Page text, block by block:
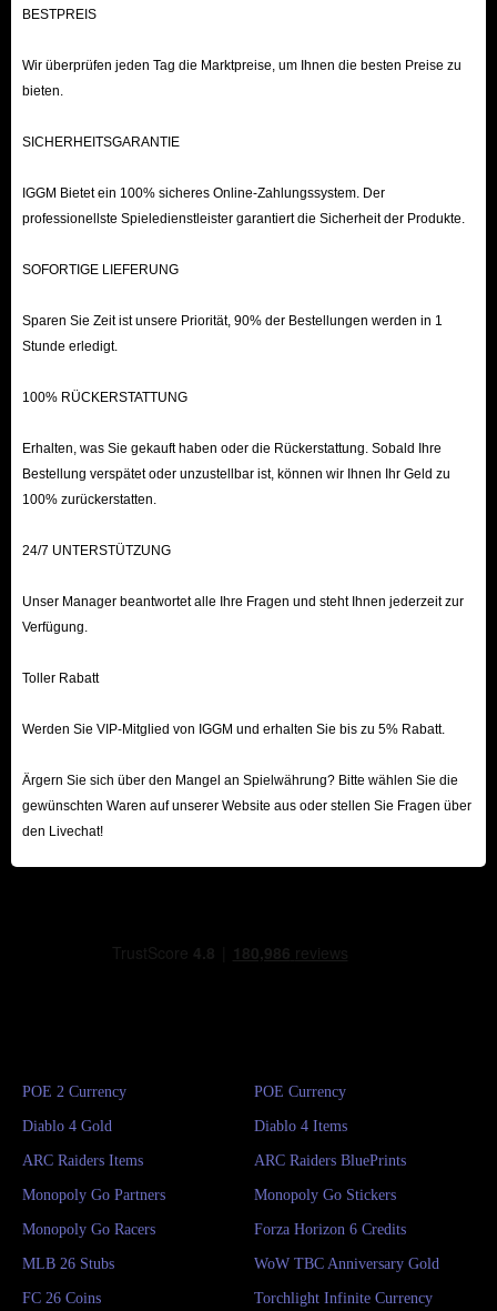
BESTPREIS
Wir überprüfen jeden Tag die Marktpreise, um Ihnen die besten Preise zu
bieten.
SICHERHEITSGARANTIE
IGGM Bietet ein 100% sicheres Online-Zahlungssystem. Der
professionellste Spieledienstleister garantiert die Sicherheit der Produkte.
SOFORTIGE LIEFERUNG
Sparen Sie Zeit ist unsere Priorität, 90% der Bestellungen werden in 1
Stunde erledigt.
100% RÜCKERSTATTUNG
Erhalten, was Sie gekauft haben oder die Rückerstattung. Sobald Ihre
Bestellung verspätet oder unzustellbar ist, können wir Ihnen Ihr Geld zu
100% zurückerstatten.
24/7 UNTERSTÜTZUNG
Unser Manager beantwortet alle Ihre Fragen und steht Ihnen jederzeit zur
Verfügung.
Toller Rabatt
Werden Sie VIP-Mitglied von IGGM und erhalten Sie bis zu 5% Rabatt.
Ärgern Sie sich über den Mangel an Spielwährung? Bitte wählen Sie die
gewünschten Waren auf unserer Website aus oder stellen Sie Fragen über
den Livechat!
POE 2 Currency POE Currency
Diablo 4 Gold Diablo 4 Items
ARC Raiders Items ARC Raiders BluePrints
Monopoly Go Partners Monopoly Go Stickers
Monopoly Go Racers Forza Horizon 6 Credits
MLB 26 Stubs WoW TBC Anniversary Gold
FC 26 Coins Torchlight Infinite Currency